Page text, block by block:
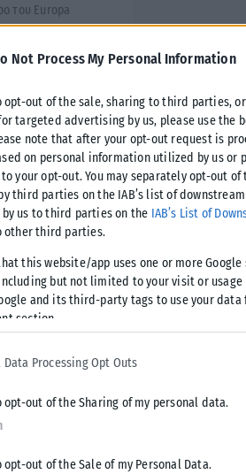
Not Process My Personal Information
opt-out of the sale, sharing to third parties,
targeted advertising by us, please use the
note that after your opt-out request is
on personal information utilized by us
your opt-out. You may separately opt-out
third parties on the IAB’s list of
by us to third parties on the IAB’s List of
other third parties.
this website/app uses one or more
but not limited to your visit or usage
and its third-party tags to use your
section.
Data Processing Opt Outs
opt-out of the Sharing of my personal data.
opt-out of the Sale of my Personal Data.
του Europa
Τζόλη
24χρονο διεθνή
το
η